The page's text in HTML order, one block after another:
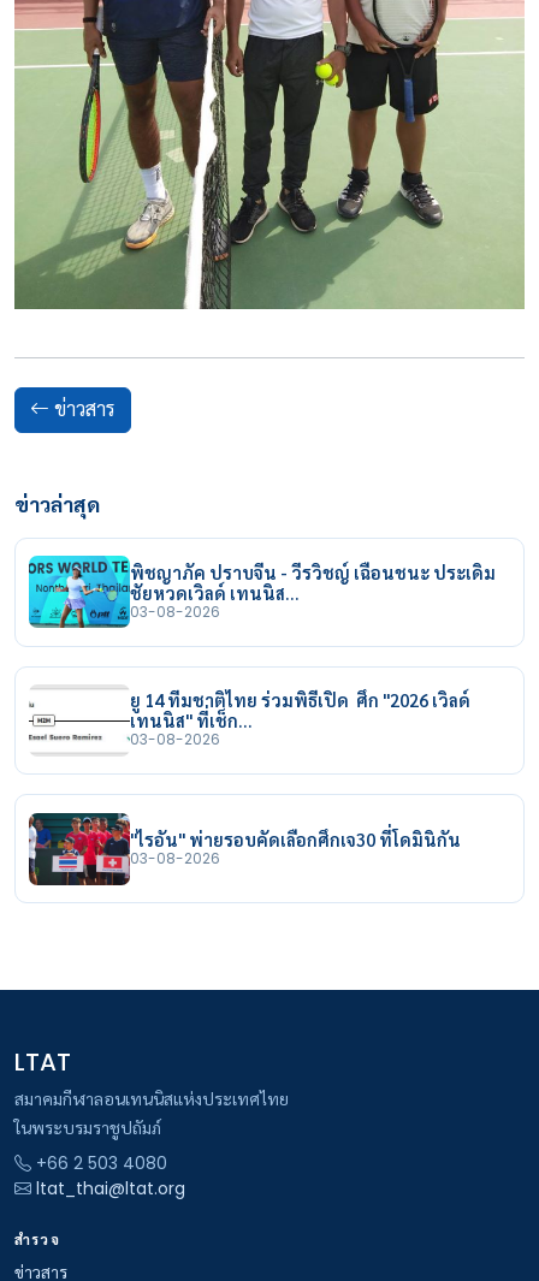
ข่าวสาร
ข่าวล่าสุด
พิชญาภัค ปราบจีน - วีรวิชญ์ เฉือนชนะ ประเดิม
ชัยหวดเวิลด์ เทนนิส…
03-08-2026
ยู 14 ทีมชาติไทย ร่วมพิธีเปิด ศึก "2026 เวิลด์
เทนนิส" ที่เช็ก…
03-08-2026
"ไรอัน" พ่ายรอบคัดเลือกศึกเจ30 ที่โดมินิกัน
03-08-2026
LTAT
สมาคมกีฬาลอนเทนนิสแห่งประเทศไทย
ในพระบรมราชูปถัมภ์
+66 2 503 4080
ltat_thai@ltat.org
สำรวจ
ข่าวสาร